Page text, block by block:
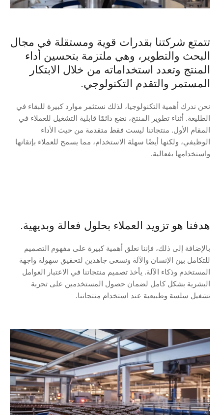
تتمتع شركتنا بقدرات قوية ومستقلة في مجال
البحث والتطوير، وهي ملتزمة بتحسين أداء
المنتج وتعدد استخداماته من خلال الابتكار
المستمر والتقدم التكنولوجي.
نحن ندرك أهمية التكنولوجيا، لذلك نستثمر موارد كبيرة للبقاء في
الطليعة. أثناء تطوير المنتج، نضع دائمًا قابلية التشغيل للعملاء في
المقام الأول. منتجاتنا ليست فقط متقدمة من حيث الأداء
الوظيفي، ولكنها أيضًا سهلة الاستخدام، مما يسمح للعملاء بإتقانها
واستخدامها بفعالية.
هدفنا هو تزويد العملاء بحلول فعالة وبديهية.
بالإضافة إلى ذلك، فإننا نعلق أهمية كبيرة على مفهوم التصميم
للتكامل بين الإنسان والآلة ونسعى جاهدين لتحقيق سهولة واجهة
المستخدم وذكاء الآلة. يأخذ تصميم منتجاتنا في الاعتبار العوامل
البشرية بشكل كامل لضمان حصول المستخدمين على تجربة
تشغيل سلسة وطبيعية عند استخدام منتجاتنا.